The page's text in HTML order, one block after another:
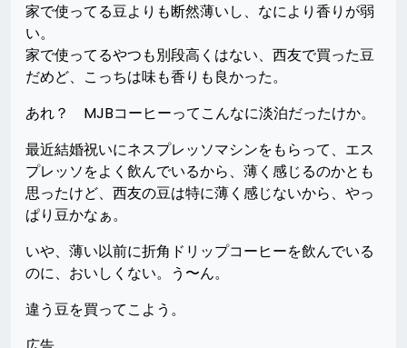
家で使ってる豆よりも断然薄いし、なにより香りが弱
い。
家で使ってるやつも別段高くはない、西友で買った豆
だめど、こっちは味も香りも良かった。
あれ？ MJBコーヒーってこんなに淡泊だったけか。
最近結婚祝いにネスプレッソマシンをもらって、エス
プレッソをよく飲んでいるから、薄く感じるのかとも
思ったけど、西友の豆は特に薄く感じないから、やっ
ぱり豆かなぁ。
いや、薄い以前に折角ドリップコーヒーを飲んでいる
のに、おいしくない。う〜ん。
違う豆を買ってこよう。